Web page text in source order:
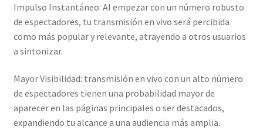
Impulso Instantáneo: Al empezar con un número robusto
de espectadores, tu transmisión en vivo será percibida
como más popular y relevante, atrayendo a otros usuarios
a sintonizar.
Mayor Visibilidad: transmisión en vivo con un alto número
de espectadores tienen una probabilidad mayor de
aparecer en las páginas principales o ser destacados,
expandiendo tu alcance a una audiencia más amplia.